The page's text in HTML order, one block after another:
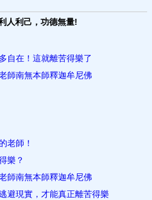
人利己，功德無量!
自在！這就離苦得樂了
師南無本師釋迦牟尼佛
老師！
樂？
師南無本師釋迦牟尼佛
避現實，才能真正離苦得樂